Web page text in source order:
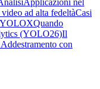
Applicazioni nel
ad alta fedeltàCasi
YOLOXQuando
(YOLO26)Il
con